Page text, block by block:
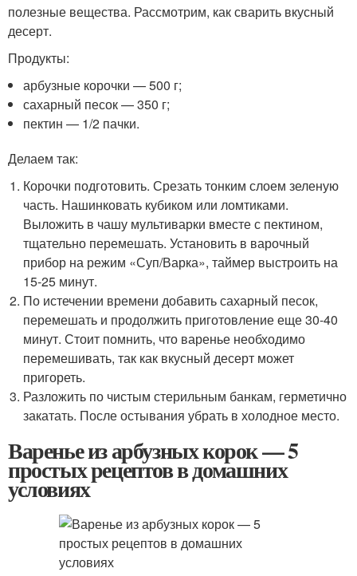
полезные вещества. Рассмотрим, как сварить вкусный
десерт.
Продукты:
арбузные корочки — 500 г;
сахарный песок — 350 г;
пектин — 1/2 пачки.
Делаем так:
Корочки подготовить. Срезать тонким слоем зеленую
часть. Нашинковать кубиком или ломтиками.
Выложить в чашу мультиварки вместе с пектином,
тщательно перемешать. Установить в варочный
прибор на режим «Суп/Варка», таймер выстроить на
15-25 минут.
По истечении времени добавить сахарный песок,
перемешать и продолжить приготовление еще 30-40
минут. Стоит помнить, что варенье необходимо
перемешивать, так как вкусный десерт может
пригореть.
Разложить по чистым стерильным банкам, герметично
закатать. После остывания убрать в холодное место.
Варенье из арбузных корок — 5
простых рецептов в домашних
условиях